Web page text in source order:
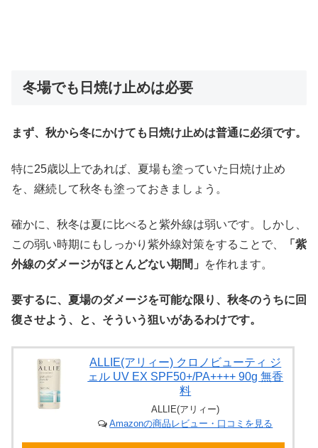
冬場でも日焼け止めは必要
まず、秋から冬にかけても日焼け止めは普通に必須です。
特に25歳以上であれば、夏場も塗っていた日焼け止め
を、継続して秋冬も塗っておきましょう。
確かに、秋冬は夏に比べると紫外線は弱いです。しかし、
この弱い時期にもしっかり紫外線対策をすることで、
「紫
外線のダメージがほとんどない期間」
を作れます。
要するに、夏場のダメージを可能な限り、秋冬のうちに回
復させよう、と、そういう狙いがあるわけです。
ALLIE(アリィー) クロノビューティ ジ
ェル UV EX SPF50+/PA++++ 90g 無香
料
ALLIE(アリィー)
Amazonの商品レビュー・口コミを見る